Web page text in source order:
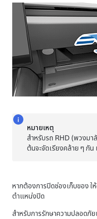
หมายเหตุ
สำหรับรถ RHD (พวงมา
ต้นจะจัดเรียงคล้าย ๆ กั
หากต้องการปิดช่องเก็บของ ใ
ตำแหน่งปิด
สำหรับการรักษาความปลอดภั